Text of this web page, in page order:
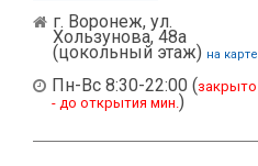
г. Воронеж, ул.
Хользунова, 48а
(цокольный этаж) на карте
Пн-Вс 8:30-22:00 (закрыто
- до открытия мин. )